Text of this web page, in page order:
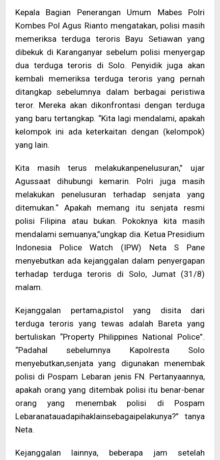
Kepala Bagian Penerangan Umum Mabes Polri
Kombes Pol Agus Rianto mengatakan, polisi masih
memeriksa terduga teroris Bayu Setiawan yang
dibekuk di Karanganyar sebelum polisi menyergap
dua terduga teroris di Solo. Penyidik juga akan
kembali memeriksa terduga teroris yang pernah
ditangkap sebelumnya dalam berbagai peristiwa
teror. Mereka akan dikonfrontasi dengan terduga
yang baru tertangkap. “Kita lagi mendalami, apakah
kelompok ini ada keterkaitan dengan (kelompok)
yang lain.
Kita masih terus melakukanpenelusuran,” ujar
Agussaat dihubungi kemarin. Polri juga masih
melakukan penelusuran terhadap senjata yang
ditemukan.“ Apakah memang itu senjata resmi
polisi Filipina atau bukan. Pokoknya kita masih
mendalami semuanya,”ungkap dia. Ketua Presidium
Indonesia Police Watch (IPW) Neta S Pane
menyebutkan ada kejanggalan dalam penyergapan
terhadap terduga teroris di Solo, Jumat (31/8)
malam.
Kejanggalan pertama,pistol yang disita dari
terduga teroris yang tewas adalah Bareta yang
bertuliskan “Property Philippines National Police”.
“Padahal sebelumnya Kapolresta Solo
menyebutkan,senjata yang digunakan menembak
polisi di Pospam Lebaran jenis FN. Pertanyaannya,
apakah orang yang ditembak polisi itu benar-benar
orang yang menembak polisi di Pospam
Lebaranatauadapihaklainsebagaipelakunya?” tanya
Neta.
Kejanggalan lainnya, beberapa jam setelah